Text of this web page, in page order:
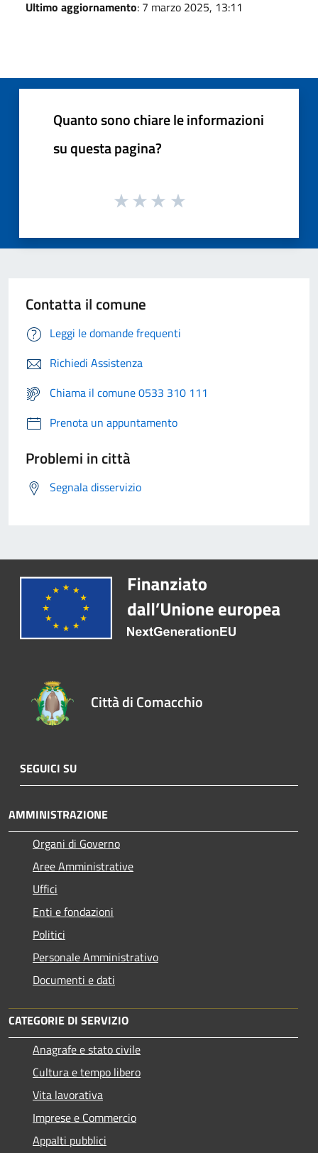
Ultimo aggiornamento: 7 marzo 2025, 13:11
Quanto sono chiare le informazioni
su questa pagina?
Contatta il comune
Leggi le domande frequenti
Richiedi Assistenza
Chiama il comune 0533 310 111
Prenota un appuntamento
Problemi in città
Segnala disservizio
Città di Comacchio
SEGUICI SU
AMMINISTRAZIONE
Organi di Governo
Aree Amministrative
Uffici
Enti e fondazioni
Politici
Personale Amministrativo
Documenti e dati
CATEGORIE DI SERVIZIO
Anagrafe e stato civile
Cultura e tempo libero
Vita lavorativa
Imprese e Commercio
Appalti pubblici